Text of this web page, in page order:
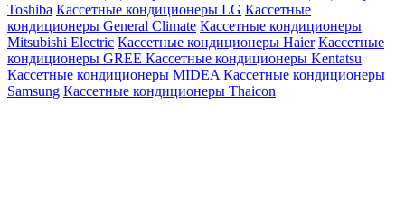
Toshiba Кассетные кондиционеры LG Кассетные
кондиционеры General Climate Кассетные кондиционеры
Mitsubishi Electric Кассетные кондиционеры Haier Кассетные
кондиционеры GREE Кассетные кондиционеры Kentatsu
Кассетные кондиционеры MIDEA Кассетные кондиционеры
Samsung Кассетные кондиционеры Thaicon